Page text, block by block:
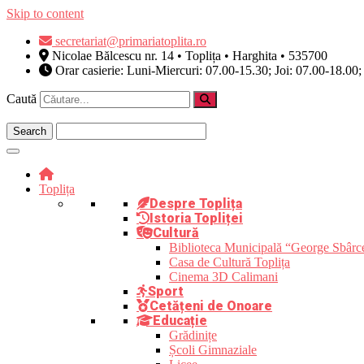
Skip to content
secretariat@primariatoplita.ro
Nicolae Bălcescu nr. 14 • Toplița • Harghita • 535700
Orar casierie: Luni-Miercuri: 07.00-15.30; Joi: 07.00-
Caută
Toplița
Despre Toplița
Istoria Topliței
Cultură
Biblioteca Municipală “George
Casa de Cultură Toplița
Cinema 3D Calimani
Sport
Cetățeni de Onoare
Educație
Grădinițe
Școli Gimnaziale